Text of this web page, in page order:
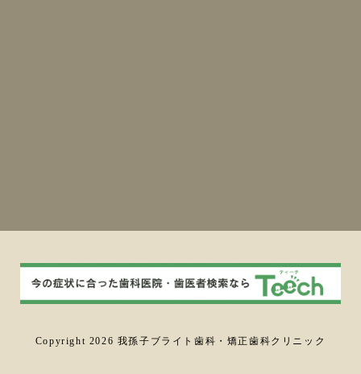
Copyright 2026 我孫子ブライト歯科・矯正歯科クリニック